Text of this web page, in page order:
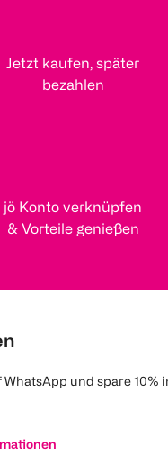
Jetzt kaufen, später
bezahlen
jö Konto verknüpfen
& Vorteile genießen
und spare 10%